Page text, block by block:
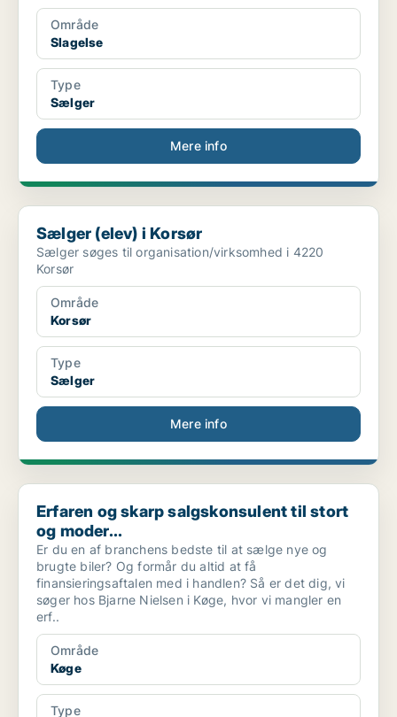
Område
Slagelse
Type
Sælger
Mere info
Sælger (elev) i Korsør
Sælger (elev) i Korsør
Sælger søges til organisation/virksomhed i 4220
Korsør
Område
Korsør
Type
Sælger
Mere info
Erfaren og skarp salgskonsulent til stort og moder...
Erfaren og skarp salgskonsulent til stort
og moder...
Er du en af branchens bedste til at sælge nye og
brugte biler? Og formår du altid at få
finansieringsaftalen med i handlen? Så er det dig, vi
søger hos Bjarne Nielsen i Køge, hvor vi mangler en
erf..
Område
Køge
Type